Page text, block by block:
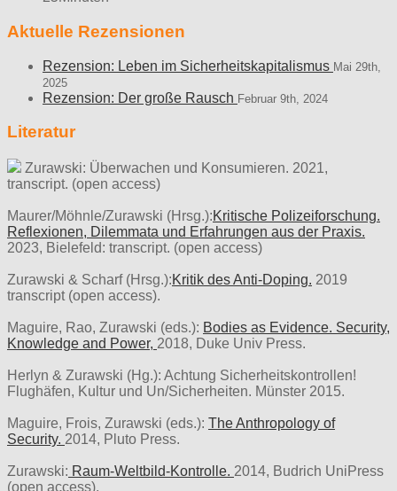
Aktuelle Rezensionen
Rezension: Leben im Sicherheitskapitalismus Mai 29th,
2025
Rezension: Der große Rausch Februar 9th, 2024
Literatur
Zurawski: Überwachen und Konsumieren. 2021,
transcript. (open access)
Maurer/Möhnle/Zurawski (Hrsg.):Kritische Polizeiforschung.
Reflexionen, Dilemmata und Erfahrungen aus der Praxis.
2023, Bielefeld: transcript. (open access)
Zurawski & Scharf (Hrsg.):Kritik des Anti-Doping. 2019
transcript (open access).
Maguire, Rao, Zurawski (eds.): Bodies as Evidence. Security,
Knowledge and Power, 2018, Duke Univ Press.
Herlyn & Zurawski (Hg.): Achtung Sicherheitskontrollen!
Flughäfen, Kultur und Un/Sicherheiten. Münster 2015.
Maguire, Frois, Zurawski (eds.): The Anthropology of
Security. 2014, Pluto Press.
Zurawski: Raum-Weltbild-Kontrolle. 2014, Budrich UniPress
(open access).